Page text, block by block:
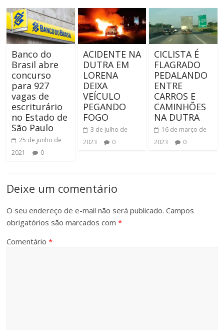
Banco do
Brasil abre
concurso
para 927
vagas de
escriturário
no Estado de
São Paulo
25 de junho de
2021
0
ACIDENTE NA
DUTRA EM
LORENA
DEIXA
VEÍCULO
PEGANDO
FOGO
3 de julho de
2023
0
CICLISTA É
FLAGRADO
PEDALANDO
ENTRE
CARROS E
CAMINHÕES
NA DUTRA
16 de março de
2023
0
Deixe um comentário
O seu endereço de e-mail não será publicado. Campos
obrigatórios são marcados com*
Comentário*